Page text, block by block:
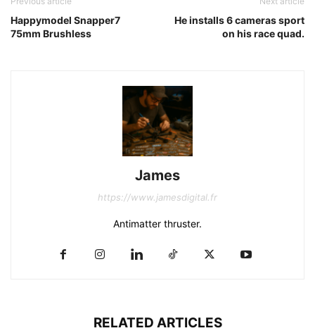
Happymodel Snapper7
75mm Brushless
He installs 6 cameras sport
on his race quad.
James
https://www.jamesdigital.fr
Antimatter thruster.
RELATED ARTICLES